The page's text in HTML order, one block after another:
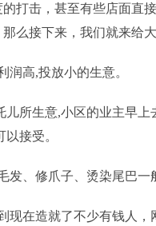
打击，甚至有些店面直
么接下来，我们就来给
,投放小的生意。
所生意,小区的业主早上
接受。
、修爪子、烫染尾巴一
造就了不少有钱人，